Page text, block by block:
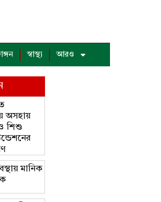
স্বাস্থ্য আরও
অসহায়
শিশু
মানিক